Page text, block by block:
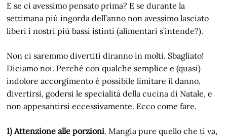
E se ci avessimo pensato prima? E se durante la
settimana più ingorda dell’anno non avessimo lasciato
liberi i nostri più bassi istinti (alimentari s’intende?).
Non ci saremmo divertiti diranno in molti. Sbagliato!
Diciamo noi. Perché con qualche semplice e (quasi)
indolore accorgimento è possibile limitare il danno,
divertirsi, godersi le specialità della cucina di Natale, e
non appesantirsi eccessivamente. Ecco come fare.
1) Attenzione alle porzioni. Mangia pure quello che ti va,